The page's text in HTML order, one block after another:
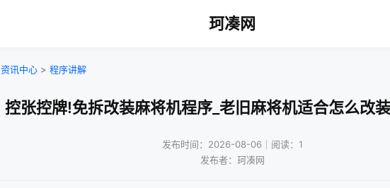
珂凑网
资讯中心 > 程序讲解
控张控牌!免拆改装麻将机程序_老旧麻将机适合怎么改
发布时间：2026-08-06｜阅读：1
发布者：珂凑网